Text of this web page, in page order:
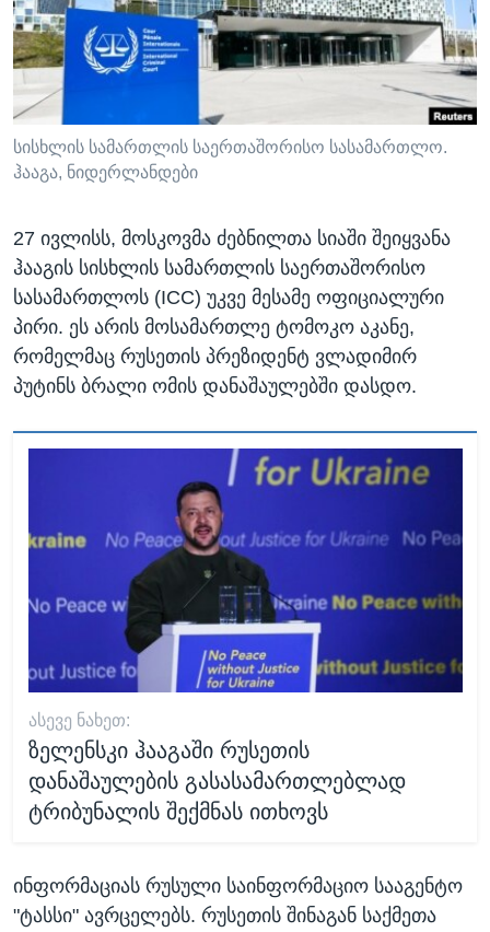
ᲡᲢᲣᲓᲘᲐ ᲕᲐᲨᲘᲜᲒᲢᲝᲜᲘ
ᲔᲙᲝᲜᲝᲛᲘᲙᲐ
ᲯᲐᲜᲛᲠᲗᲔᲚᲝᲑᲐ
ᲛᲔᲪᲜᲘᲔᲠᲔᲑᲐ
ᲘᲜᲢᲔᲠᲕᲘᲣ
ᲙᲣᲚᲢᲣᲠᲐ
ᲓᲔᲖᲘᲜᲤᲝᲠᲛᲐᲪᲘᲐ
Learning English
ᲗᲕᲐᲚᲘ ᲒᲕᲐᲓᲔᲕᲜᲔᲗ
სისხლის სამართლის საერთაშორისო სასამართლო.
ჰააგა, ნიდერლანდები
27 ივლისს, მოსკოვმა ძებნილთა სიაში შეიყვანა
ჰააგის სისხლის სამართლის საერთაშორისო
სასამართლოს (ICC) უკვე მესამე ოფიციალური
პირი. ეს არის მოსამართლე ტომოკო აკანე,
რომელმაც რუსეთის პრეზიდენტ ვლადიმირ
პუტინს ბრალი ომის დანაშაულებში დასდო.
ᲐᲡᲔᲕᲔ ᲜᲐᲮᲔᲗ:
ზელენსკი ჰააგაში რუსეთის
დანაშაულების გასასამართლებლად
ტრიბუნალის შექმნას ითხოვს
ინფორმაციას რუსული საინფორმაციო სააგენტო
"ტასსი" ავრცელებს. რუსეთის შინაგან საქმეთა